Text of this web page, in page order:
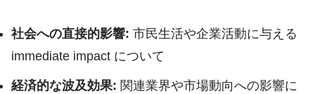
社会への直接的影響: 市民生活や企業活動に与える
immediate impact について
経済的な波及効果: 関連業界や市場動向への影響に